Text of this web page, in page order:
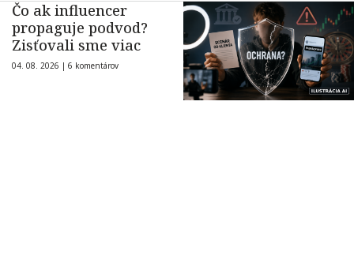
Čo ak influencer
propaguje podvod?
Zisťovali sme viac
04. 08. 2026 | 6 komentárov